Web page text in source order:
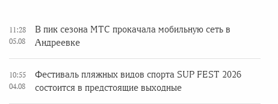
11:28
05.08
В пик сезона МТС прокачала мобильную сеть в
Андреевке
10:55
04.08
Фестиваль пляжных видов спорта SUP FEST 2026
состоится в предстоящие выходные